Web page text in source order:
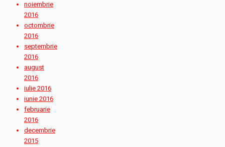
noiembrie
2016
octombrie
2016
septembrie
2016
august
2016
iulie 2016
iunie 2016
februarie
2016
decembrie
2015